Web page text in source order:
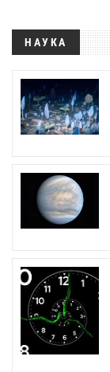
НАУКА